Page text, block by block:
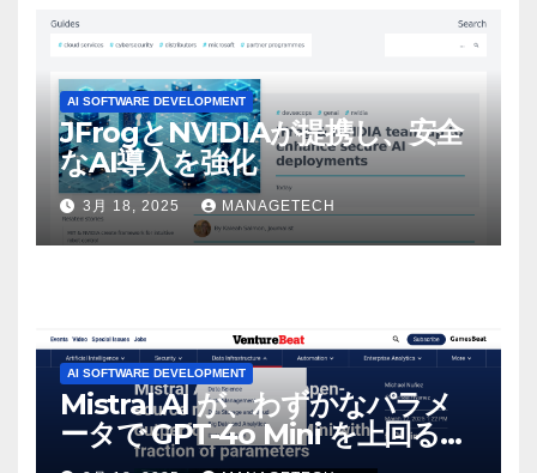
AI SOFTWARE DEVELOPMENT
JFrogとNVIDIAが提携し、安全
なAI導入を強化
3月 18, 2025 MANAGETECH
AI SOFTWARE DEVELOPMENT
Mistral AI が、わずかなパラメ
ータで GPT-4o Mini を上回る新
しいオープンソース モデルをリ